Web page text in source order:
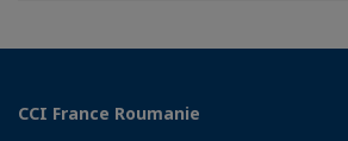
CCI France Roumanie